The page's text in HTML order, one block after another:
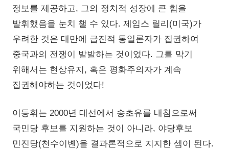
정보를 제공하고, 그의 정치적 성장에 큰 힘을
발휘했음을 눈치 챌 수 있다. 제임스 릴리(미국)가
우려한 것은 대만에 급진적 통일론자가 집권하여
중국과의 전쟁이 발발하는 것이었다. 그를 막기
위해서는 현상유지, 혹은 평화주의자가 계속
집권해야하는 것이었다!
이등휘는 2000년 대선에서 송초유를 내침으로써
국민당 후보를 지원하는 것이 아니라, 야당후보
민진당(천수이볜)을 결과론적으로 지지한 셈이 된다.